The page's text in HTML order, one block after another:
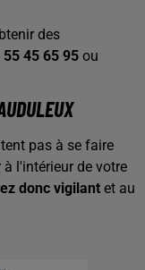
des
55 45 65 95 ou
pas à se faire
l'intérieur de votre
donc vigilant et au